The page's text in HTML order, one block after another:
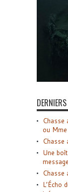
ou Mme
Chasse
Une
Chasse
L’Écho